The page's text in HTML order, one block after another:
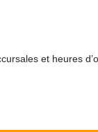
et heures